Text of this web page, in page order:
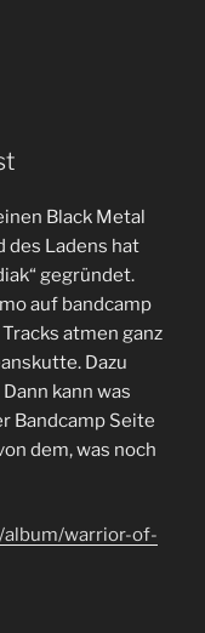
Black Metal
des Ladens hat
gegründet.
auf bandcamp
atmen ganz
Dazu
kann was
Bandcamp Seite
dem, was noch
album/warrior-of-